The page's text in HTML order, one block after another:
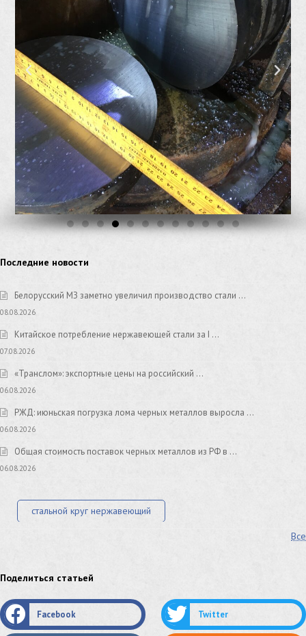
Последние новости
Белорусский МЗ заметно увеличил производство стали …
08.08.2026
Китайское потребление нержавеющей стали за I …
07.08.2026
«Транслом»: экспортные цены на российский …
06.08.2026
РЖД: июньская погрузка лома черных металлов выросла …
06.08.2026
Общая стоимость поставок черных металлов из РФ в …
06.08.2026
стальной круг нержавеющий
труба оцинкованная труба нержавеющая
труба стальная сетка нержавеющая
Все
Поделиться статьей
Facebook Twitter